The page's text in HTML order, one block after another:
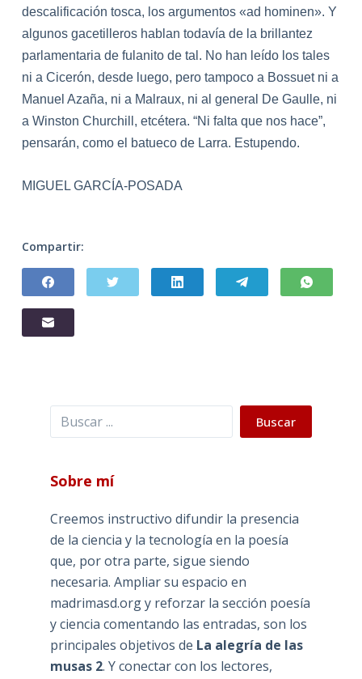
descalificación tosca, los argumentos «ad hominen». Y
algunos gacetilleros hablan todavía de la brillantez
parlamentaria de fulanito de tal. No han leído los tales
ni a Cicerón, desde luego, pero tampoco a Bossuet ni a
Manuel Azaña, ni a Malraux, ni al general De Gaulle, ni
a Winston Churchill, etcétera. “Ni falta que nos hace”,
pensarán, como el batueco de Larra. Estupendo.
MIGUEL GARCÍA-POSADA
Compartir:
Buscar Buscar
Sobre mí
Creemos instructivo difundir la presencia
de la ciencia y la tecnología en la poesía
que, por otra parte, sigue siendo
necesaria. Ampliar su espacio en
madrimasd.org y reforzar la sección poesía
y ciencia comentando las entradas, son los
principales objetivos de La alegría de las
musas 2. Y conectar con los lectores,